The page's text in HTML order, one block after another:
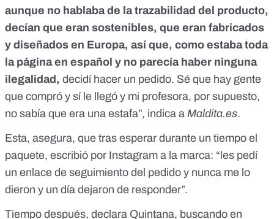
aunque no hablaba de la trazabilidad del producto,
decían que eran sostenibles, que eran fabricados
y diseñados en Europa, así que, como estaba toda
la página en español y no parecía haber ninguna
ilegalidad, decidí hacer un pedido. Sé que hay gente
que compró y sí le llegó y mi profesora, por supuesto,
no sabía que era una estafa”, indica a Maldita.es.
Esta, asegura, que tras esperar durante un tiempo el
paquete, escribió por Instagram a la marca: “les pedí
un enlace de seguimiento del pedido y nunca me lo
dieron y un día dejaron de responder”.
Tiempo después, declara Quintana, buscando en